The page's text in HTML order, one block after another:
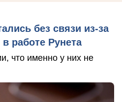
без связи из-за
работе Рунета
что именно у них не